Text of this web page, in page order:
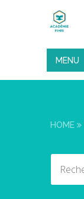
MENU
HOME